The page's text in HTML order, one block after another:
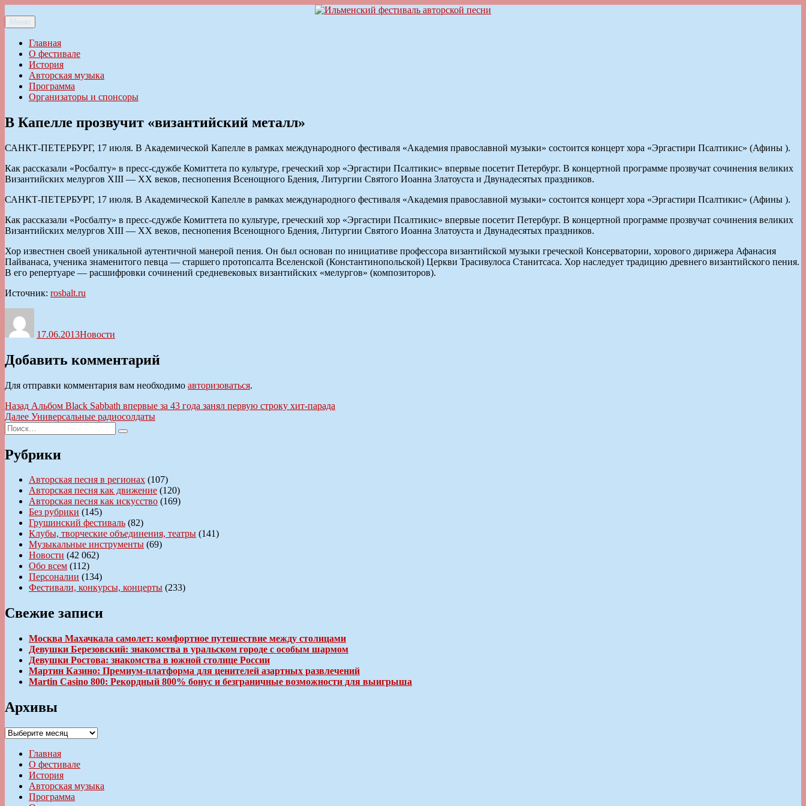
к
содержимому
Ильменский фестиваль авторской песни
Меню
Главная
О фестивале
История
Авторская музыка
Программа
Организаторы и спонсоры
В Капелле прозвучит «византийский металл»
САНКТ-ПЕТЕРБУРГ, 17 июля. В Академической Капелле в рамках международного фестиваля «Академия православной музыки» состоится концерт хора «Эргастири Псалтикис» (Афины ).
Как рассказали «Росбалту» в пресс-сдужбе Комиттета по культуре, греческий хор «Эргастири Псалтикис» впервые посетит Петербург. В концертной программе прозвучат сочинения великих
Византийских мелургов XIII — XX веков, песнопения Всенощного Бдения, Литургии Святого Иоанна Златоуста и Двунадесятых праздников.
САНКТ-ПЕТЕРБУРГ, 17 июля. В Академической Капелле в рамках международного фестиваля «Академия православной музыки» состоится концерт хора «Эргастири Псалтикис» (Афины ).
Как рассказали «Росбалту» в пресс-сдужбе Комиттета по культуре, греческий хор «Эргастири Псалтикис» впервые посетит Петербург. В концертной программе прозвучат сочинения великих
Византийских мелургов XIII — XX веков, песнопения Всенощного Бдения, Литургии Святого Иоанна Златоуста и Двунадесятых праздников.
Хор известнен своей уникальной аутентичной манерой пения. Он был основан по инициативе профессора византийской музыки греческой Консерватории, хорового дирижера Афанасия
Пайванаса, ученика знаменитого певца — старшего протопсалта Вселенской (Константинопольской) Церкви Трасивулоса Станитсаса. Хор наследует традицию древнего византийского пения.
В его репертуаре — расшифровки сочинений средневековых византийских «мелургов» (композиторов).
Источник: rosbalt.ru
17.06.2013Новости
Добавить комментарий
Для отправки комментария вам необходимо авторизоваться.
Навигация
по
записям
Назад Предыдущая
запись:
Альбом Black Sabbath впервые за 43 года занял первую строку хит-парада
Далее Следующая
Универсальные радиосолдаты
Искать:
Поиск
Рубрики
Авторская песня в регионах (107)
Авторская песня как движение (120)
Авторская песня как искусство (169)
Без рубрики (145)
Грушинский фестиваль (82)
Клубы, творческие объединения, театры (141)
Музыкальные инструменты (69)
Новости (42 062)
Обо всем (112)
Персоналии (134)
Фестивали, конкурсы, концерты (233)
Свежие записи
Москва Махачкала самолет: комфортное путешествие между столицами
Девушки Березовский: знакомства в уральском городе с особым шармом
Девушки Ростова: знакомства в южной столице России
Мартин Казино: Премиум-платформа для ценителей азартных развлечений
Martin Casino 800: Рекордный 800% бонус и безграничные возможности для выигрыша
Архивы
Архивы
Главная
О фестивале
История
Авторская музыка
Программа